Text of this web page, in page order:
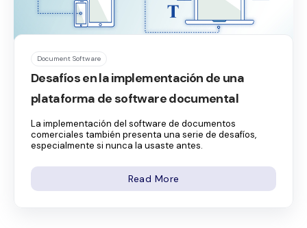
Document Software
Desafíos en la implementación de una
plataforma de software documental
La implementación del software de documentos
comerciales también presenta una serie de desafíos,
especialmente si nunca la usaste antes.
Read More